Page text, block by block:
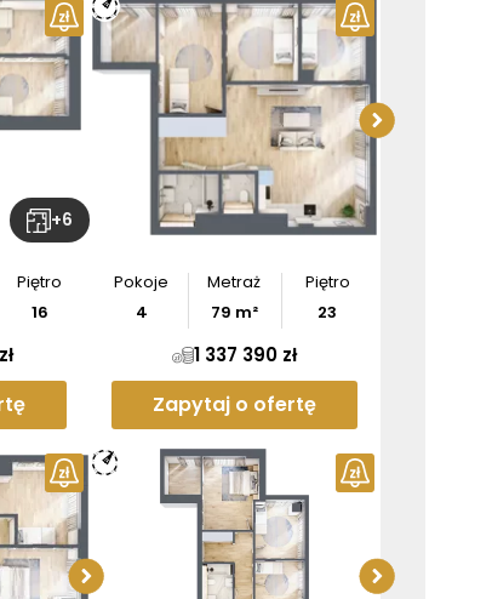
+6
Piętro
16
Pokoje
4
Metraż
79 m²
Piętro
23
1 337 390 zł
Zapytaj o ofertę
Sprawdź wymiary
apartamentu